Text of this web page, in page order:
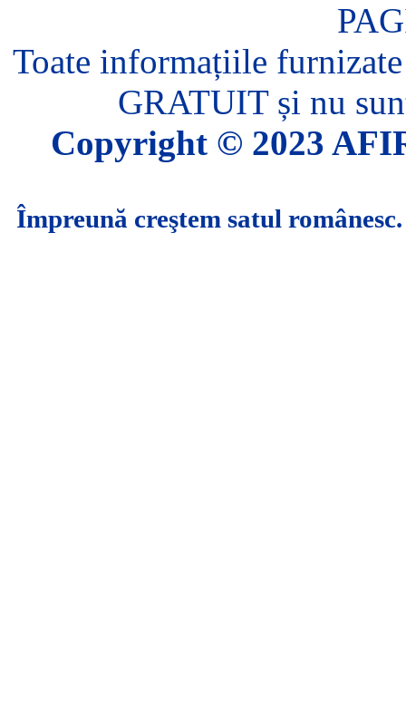
Toate informațiile
GRATUIT și nu
Copyright © 2023
Împreună creştem satul românesc.